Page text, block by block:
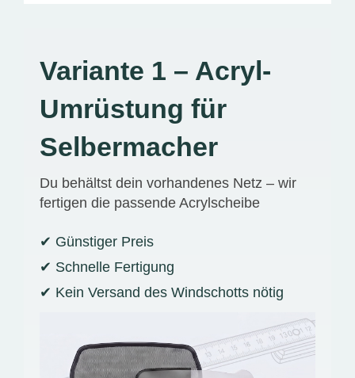
Variante 1 – Acryl-
Umrüstung für
Selbermacher
Du behältst dein vorhandenes Netz – wir
fertigen die passende Acrylscheibe
✔ Günstiger Preis
✔ Schnelle Fertigung
✔ Kein Versand des Windschotts nötig